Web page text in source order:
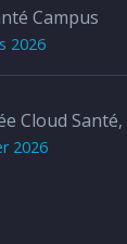
Campus
2026
Cloud
2026